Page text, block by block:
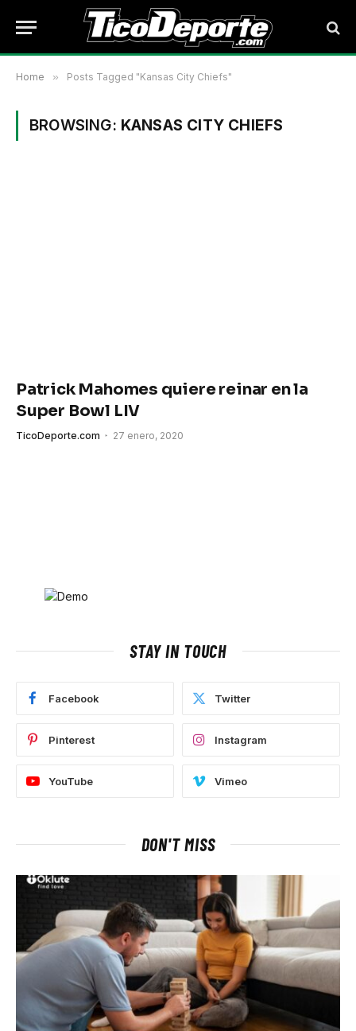
Home » Posts Tagged "Kansas City Chiefs"
BROWSING: KANSAS CITY CHIEFS
Patrick Mahomes quiere reinar en la
Super Bowl LIV
TicoDeporte.com 27 enero, 2020
STAY IN TOUCH
Facebook Twitter
Pinterest Instagram
YouTube Vimeo
DON'T MISS